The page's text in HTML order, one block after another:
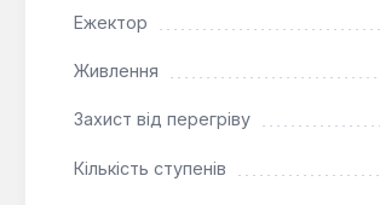
садових ділянках та для поливу. Він
100°C та забезпечує подачу з
спектра завдань водопостачання.
Ежектор
Живлення
Захист від перегріву
Кількість ступенів